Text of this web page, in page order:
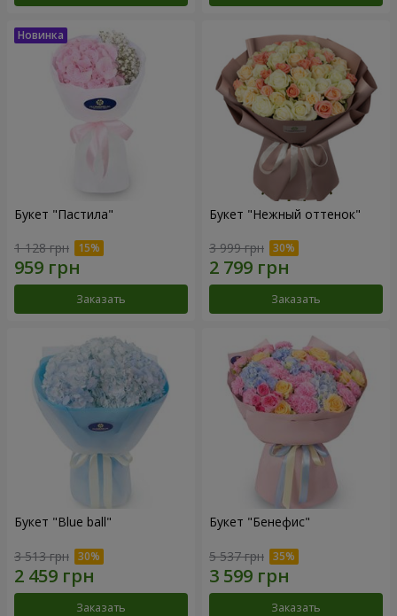
Букет "Пастила"
1 128 грн
Заказать
Букет "Нежный оттенок"
3 999 грн
Заказать
Букет "Blue ball"
3 513 грн
Заказать
Букет "Бенефис"
5 537 грн
Заказать